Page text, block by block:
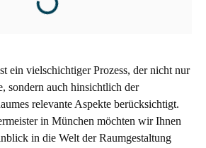
ein vielschichtiger Prozess, der nicht nur
sondern auch hinsichtlich der
relevante Aspekte berücksichtigt.
in München möchten wir Ihnen
in die Welt der Raumgestaltung